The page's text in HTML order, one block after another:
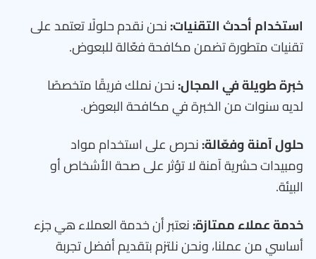
استخدام أحدث التقنيات:نحن نقدم حلولًا تعتمد على
تقنيات متطورة تضمن مكافحة فعّالة للبعوض.
خبرة طويلة في المجال:نحن نملك فريقًا متخصصًا
لديه سنوات من الخبرة في مكافحة البعوض.
حلول آمنة وفعّالة:نحرص على استخدام مواد
ومبيدات حشرية آمنة لا تؤثر على صحة الأشخاص أو
البيئة.
خدمة عملاء ممتازة:نعتبر أن خدمة العملاء هي جزء
أساسي من عملنا، ونحن نلتزم بتقديم أفضل تجربة